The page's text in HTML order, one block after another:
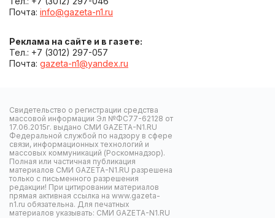
Почта: info@gazeta-n1.ru
Реклама на сайте и в газете:
Тел.: +7 (3012) 297-057
Почта: gazeta-n1@yandex.ru
Свидетельство о регистрации средства
массовой информации Эл №ФС77-62128 от
17.06.2015г. выдано СМИ GAZETA-N1.RU
Федеральной службой по надзору в сфере
связи, информационных технологий и
массовых коммуникаций (Роскомнадзор).
Полная или частичная публикация
материалов СМИ GAZETA-N1.RU разрешена
только с письменного разрешения
редакции! При цитировании материалов
прямая активная ссылка на www.gazeta-
n1.ru обязательна. Для печатных
материалов указывать: СМИ GAZETA-N1.RU